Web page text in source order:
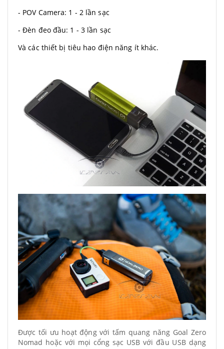
- POV Camera: 1 - 2 lần sạc
- Đèn đeo đầu: 1 - 3 lần sạc
Và các thiết bị tiêu hao điện năng ít khác.
Được tối ưu hoạt động với tấm quang năng Goal Zero
Nomad hoặc với mọi cổng sạc USB với đầu USB dạng